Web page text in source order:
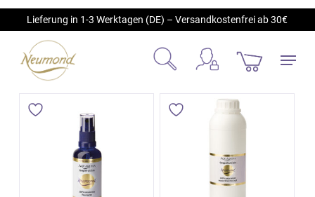
Skip
content
Lieferung in 1-3 Werktagen (DE) – Versandkostenfrei ab 30€
search account
Menu